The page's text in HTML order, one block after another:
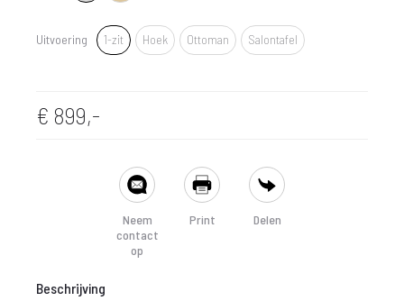
Uitvoering
1-zit
1-zit Hoek Ottoman Salontafel
€ 899,-
Neem
contact
op
Print Delen
Beschrijving